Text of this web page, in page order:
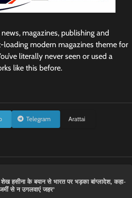
magazines, publishing and
loading modern magazines theme for
literally never seen or used a
like this before.
Telegram Arattai
शेख हसीना के बयान से भारत पर भड़का बांग्लादेश, कहा-
से न उगलवाएं जहर’